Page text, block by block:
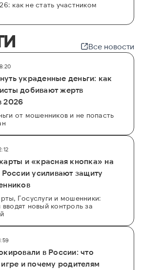
как не стать участником
Все новости
украденные деньги: как
добивают жертв
2026
от мошенников и не попасть
и «красная кнопка» на
России усиливают защиту
Госуслуги и мошенники:
новый контроль за
в России: что
и почему родителям